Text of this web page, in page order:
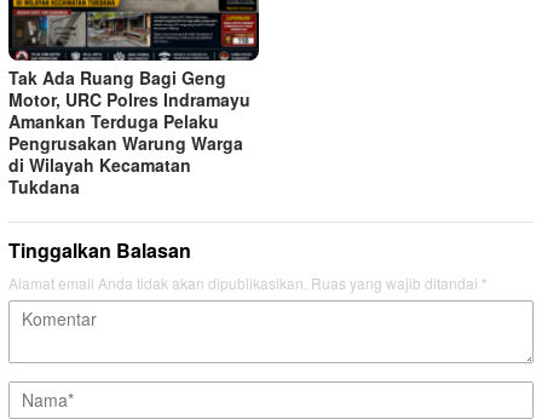
Tak Ada Ruang Bagi Geng
Motor, URC Polres Indramayu
Amankan Terduga Pelaku
Pengrusakan Warung Warga
di Wilayah Kecamatan
Tukdana
Tinggalkan Balasan
Alamat email Anda tidak akan dipublikasikan. Ruas yang wajib ditandai *